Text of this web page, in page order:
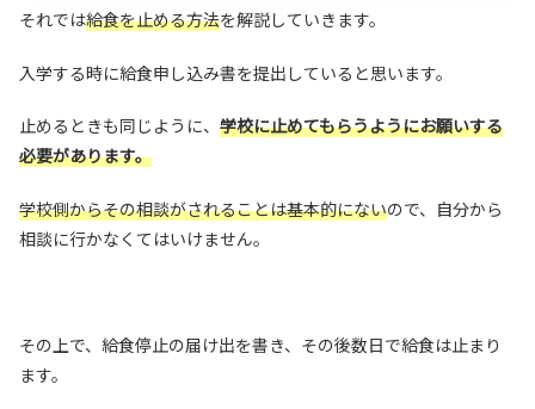
それでは給食を止める方法を解説していきます。
入学する時に給食申し込み書を提出していると思います。
止めるときも同じように、 学校に止めてもらうようにお願いする
必要があります。
学校側からその相談がされることは基本的にないので、自分から
相談に行かなくてはいけません。
その上で、給食停止の届け出を書き、その後数日で給食は止まり
ます。